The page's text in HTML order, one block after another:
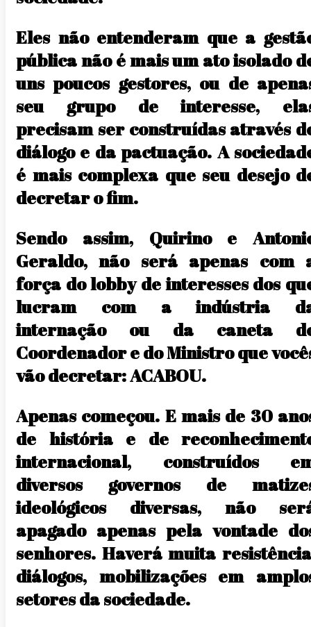
Eles não entenderam que a
pública não é mais um ato isolado
uns poucos gestores, ou de
seu grupo de interesse,
precisam ser construídas através
diálogo e da pactuação. A
é mais complexa que seu desejo
decretar o fim.
Sendo assim, Quirino e
Geraldo, não será apenas com
força do lobby de interesses dos
lucram com a indústria
internação ou da caneta
Coordenador e do Ministro que
vão decretar: ACABOU.
Apenas começou. E mais de 30
de história e de
internacional, construídos
diversos governos de
ideológicos diversas, não
apagado apenas pela vontade
senhores. Haverá muita
diálogos, mobilizações em
setores da sociedade.